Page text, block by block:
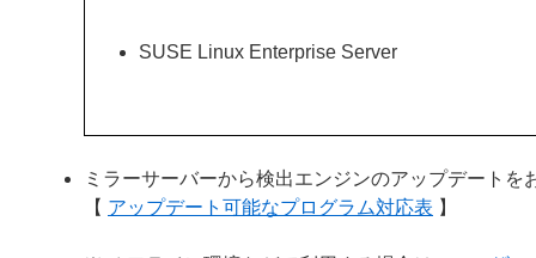
SUSE Linux Enterprise Server
ミラーサーバーから検出エンジンのアップデート
【 アップデート可能なプログラム対応表 】